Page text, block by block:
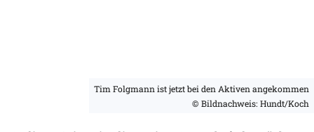
Tim Folgmann ist jetzt bei den Aktiven angekommen
© Bildnachweis: Hundt/Koch